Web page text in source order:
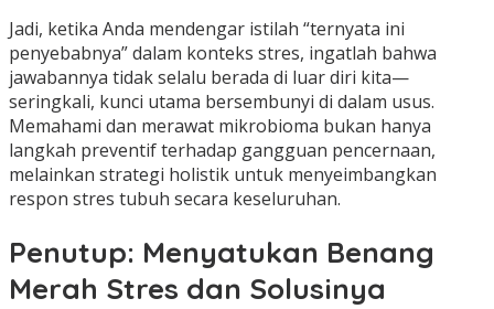
Jadi, ketika Anda mendengar istilah “ternyata ini
penyebabnya” dalam konteks stres, ingatlah bahwa
jawabannya tidak selalu berada di luar diri kita—
seringkali, kunci utama bersembunyi di dalam usus.
Memahami dan merawat mikrobioma bukan hanya
langkah preventif terhadap gangguan pencernaan,
melainkan strategi holistik untuk menyeimbangkan
respon stres tubuh secara keseluruhan.
Penutup: Menyatukan Benang
Merah Stres dan Solusinya